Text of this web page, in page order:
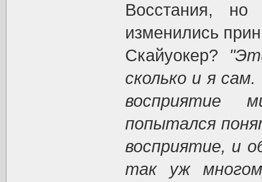
Восстания,
изменились
Скайуокер?
сколько и я
восприятие
попытался
восприятие, и
так уж